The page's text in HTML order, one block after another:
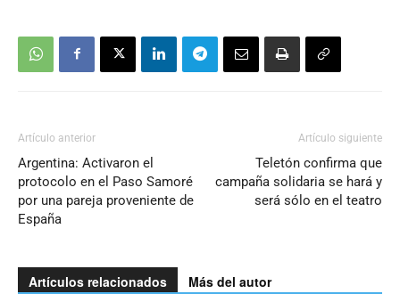
Artículo anterior
Argentina: Activaron el
protocolo en el Paso Samoré
por una pareja proveniente de
España
Artículo siguiente
Teletón confirma que
campaña solidaria se hará y
será sólo en el teatro
Artículos relacionados Más del autor